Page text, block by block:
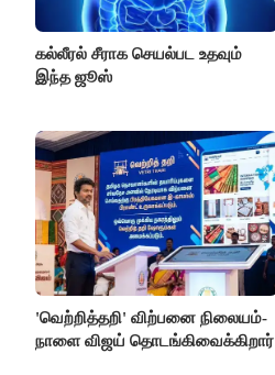
கல்லீரல் சீராக செயல்பட உதவும்
இந்த ஜூஸ்
'வெற்றித்தறி' விற்பனை நிலையம்-
நாளை விஜய் தொடங்கிவைக்கிறார்